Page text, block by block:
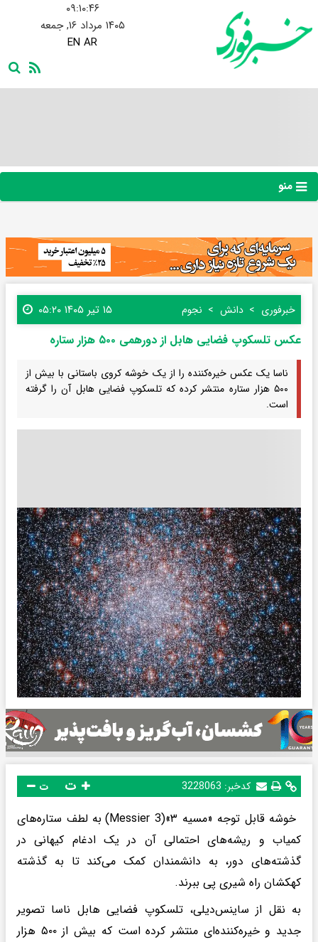
۰۹:۱۰:۴۷
۱۴۰۵ مرداد ۱۶, جمعه
EN AR
منو
خبرفوری دانش نجوم ۱۵ تیر ۱۴۰۵ ۰۵:۲۰
عکس تلسکوپ فضایی هابل از دورهمی ۵۰۰ هزار ستاره
ناسا یک عکس خیره‌کننده را از یک خوشه کروی باستانی با بیش از
۵۰۰ هزار ستاره منتشر کرده که تلسکوپ فضایی هابل آن را گرفته
است.
کدخبر: 3228063 ت
خوشه قابل توجه «مسیه ۳»(Messier 3) به لطف ستاره‌های
کمیاب و ریشه‌های احتمالی آن در یک ادغام کیهانی در
گذشته‌های دور، به دانشمندان کمک می‌کند تا به گذشته
کهکشان راه شیری پی ببرند.
به نقل از ساینس‌دیلی، تلسکوپ فضایی هابل ناسا تصویر
جدید و خیره‌کننده‌ای منتشر کرده است که بیش از ۵۰۰ هزار